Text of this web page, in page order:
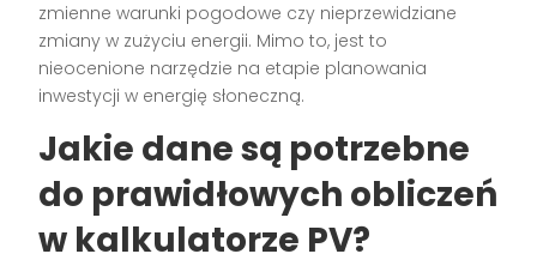
zmienne warunki pogodowe czy nieprzewidziane
zmiany w zużyciu energii. Mimo to, jest to
nieocenione narzędzie na etapie planowania
inwestycji w energię słoneczną.
Jakie dane są potrzebne
do prawidłowych obliczeń
w kalkulatorze PV?